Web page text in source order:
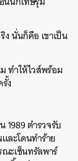
นั่นก็คือ เขาเป็น
ทำให้ไวส์พร้อม
ง
1989 ตำรวจรับ
ละโดนทำร้าย
ณะเซ็นทรัลพาร์